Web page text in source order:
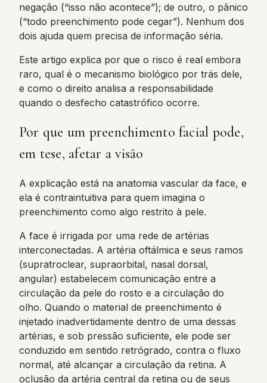
negação (“isso não acontece”); de outro, o pânico
(“todo preenchimento pode cegar”). Nenhum dos
dois ajuda quem precisa de informação séria.
Este artigo explica por que o risco é real embora
raro, qual é o mecanismo biológico por trás dele,
e como o direito analisa a responsabilidade
quando o desfecho catastrófico ocorre.
Por que um preenchimento facial pode,
em tese, afetar a visão
A explicação está na anatomia vascular da face, e
ela é contraintuitiva para quem imagina o
preenchimento como algo restrito à pele.
A face é irrigada por uma rede de artérias
interconectadas. A artéria oftálmica e seus ramos
(supratroclear, supraorbital, nasal dorsal,
angular) estabelecem comunicação entre a
circulação da pele do rosto e a circulação do
olho. Quando o material de preenchimento é
injetado inadvertidamente dentro de uma dessas
artérias, e sob pressão suficiente, ele pode ser
conduzido em sentido retrógrado, contra o fluxo
normal, até alcançar a circulação da retina. A
oclusão da artéria central da retina ou de seus